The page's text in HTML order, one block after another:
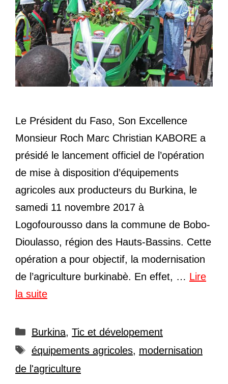
Le Président du Faso, Son Excellence
Monsieur Roch Marc Christian KABORE a
présidé le lancement officiel de l’opération
de mise à disposition d’équipements
agricoles aux producteurs du Burkina, le
samedi 11 novembre 2017 à
Logofourousso dans la commune de Bobo-
Dioulasso, région des Hauts-Bassins. Cette
opération a pour objectif, la modernisation
de l’agriculture burkinabè. En effet, … Lire
la suite
Catégories
Burkina, Tic et dévelopement
Étiquettes
équipements agricoles, modernisation
de l'agriculture